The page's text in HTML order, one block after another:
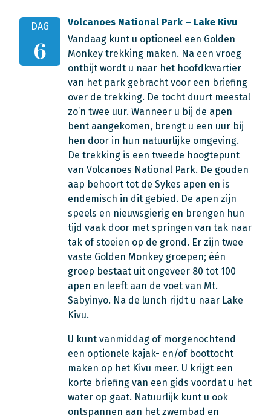
DAG
6
Volcanoes National Park – Lake Kivu
Vandaag kunt u optioneel een Golden
Monkey trekking maken. Na een vroeg
ontbijt wordt u naar het hoofdkwartier
van het park gebracht voor een briefing
over de trekking. De tocht duurt meestal
zo’n twee uur. Wanneer u bij de apen
bent aangekomen, brengt u een uur bij
hen door in hun natuurlijke omgeving.
De trekking is een tweede hoogtepunt
van Volcanoes National Park. De gouden
aap behoort tot de Sykes apen en is
endemisch in dit gebied. De apen zijn
speels en nieuwsgierig en brengen hun
tijd vaak door met springen van tak naar
tak of stoeien op de grond. Er zijn twee
vaste Golden Monkey groepen; één
groep bestaat uit ongeveer 80 tot 100
apen en leeft aan de voet van Mt.
Sabyinyo. Na de lunch rijdt u naar Lake
Kivu.
U kunt vanmiddag of morgenochtend
een optionele kajak- en/of boottocht
maken op het Kivu meer. U krijgt een
korte briefing van een gids voordat u het
water op gaat. Natuurlijk kunt u ook
ontspannen aan het zwembad en